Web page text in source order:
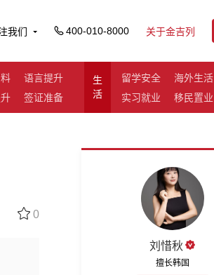
我们 400-010-8000 关于金吉列
语言提升
签证准备
生
活
留学安全
海外生活
实习就业
移民置业
0
刘惜秋
擅长韩国